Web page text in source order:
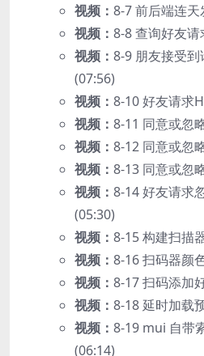
视频： 8-7 前后端连
视频： 8-8 查询好友
视频： 8-9 朋友接受
(07:56)
视频： 8-10 好友请求
视频： 8-11 同意或忽
视频： 8-12 同意或忽
视频： 8-13 同意或忽
视频： 8-14 好友请求
(05:30)
视频： 8-15 构建扫描
视频： 8-16 扫码器颜
视频： 8-17 扫码添加
视频： 8-18 延时加载
视频： 8-19 mui 自带
(06:14)